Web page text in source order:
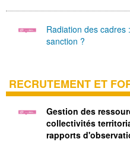
Radiation des
sanction ?
RECRUTEMENT ET
Gestion des
collectivités
rapports